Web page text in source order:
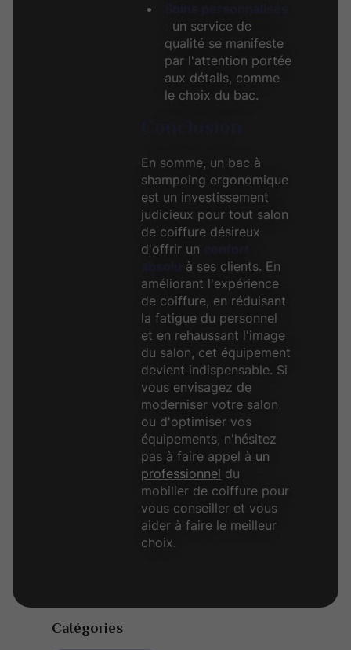
Catégories
un service de
qualité se manifeste
par l'attention portée
aux détails, comme
le choix du bac.
En somme, un bac à
shampoing ergonomique
est un investissement
judicieux pour tout salon
de coiffure désireux
d'offrir un
à ses clients. En
améliorant l'expérience
de coiffure, en réduisant
la fatigue du personnel
et en rehaussant l'image
du salon, cet équipement
devient indispensable. Si
vous envisagez de
moderniser votre salon
ou d'optimiser vos
équipements, n'hésitez
pas à faire appel à un
professionnel du
mobilier de coiffure pour
vous conseiller et vous
aider à faire le meilleur
choix.